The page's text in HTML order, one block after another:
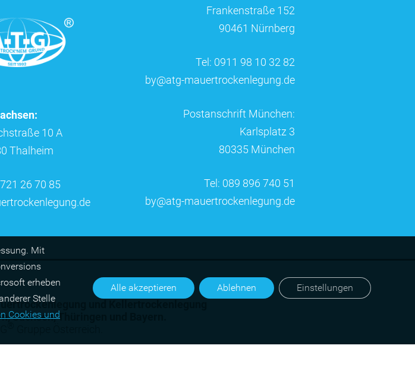
10 A
Thalheim
26 70 85
Frankenstraße 152
90461 Nürnberg
Tel: 0911 98 10 32 82
by@atg-mauertrockenlegung.de
Postanschrift München:
Karlsplatz 3
80335 München
Tel: 089 896 740 51
by@atg-mauertrockenlegung.de
und Keller­trockenlegung
,Sachsen,Thüringen
Mit
erheben
Stelle
Cookies und
Alle akzeptieren Ablehnen Einstellungen